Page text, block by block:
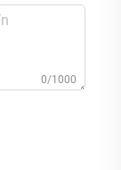
0/1000